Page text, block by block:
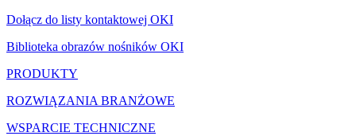
Dołącz do listy kontaktowej OKI
Biblioteka obrazów nośników OKI
PRODUKTY
ROZWIĄZANIA BRANŻOWE
WSPARCIE TECHNICZNE